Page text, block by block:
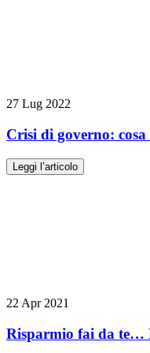
27 Lug 2022
Crisi di governo:
Leggi l’articolo
22 Apr 2021
Risparmio fai da te…